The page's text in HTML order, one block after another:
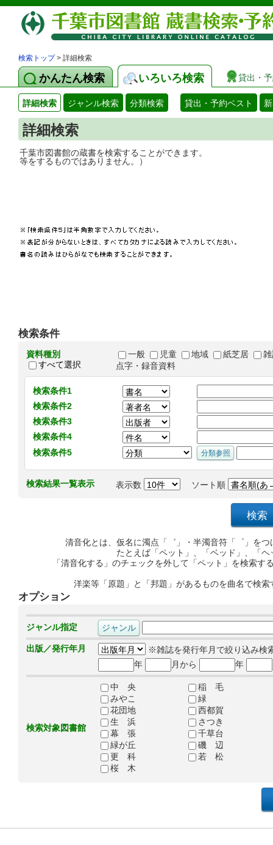
検索トップ> 詳細検索
かんたん検索 いろいろ検索 貸出・
詳細検索 ジャンル検索 分類検索 貸出・予約ベスト
詳細検索
千葉市図書館の蔵書を検索することがで
等をするものではありません。）
検索条件
資料種別
すべて選択
一般 児童 地域 紙芝居
点字・録音資料
検索条件1
検索条件2
検索条件3
検索条件4
検索条件5
検索結果一覧表示 表示数 ソート順
清音化とは、仮名に濁点「゛」・半濁音符「゜」を
たとえば「ペット」、「ベッド」、「
「清音化する」のチェックを外して「ペット」を検索
洋楽等「原題」と「邦題」があるものを曲名で検
オプション
ジャンル指定
出版／発行年月
※雑誌を発行年月で絞り込み検
年
月から 年
検索対象図書館
中 央
稲 毛
みやこ
緑
花団地
西都賀
生 浜
さつき
幕 張
千草台
緑が丘
磯 辺
更 科
若 松
桜 木